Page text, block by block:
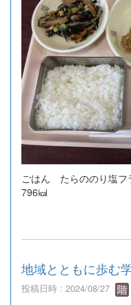
ごはん たらののり塩
796㎉
地域とともに歩む
投稿日時 : 2024/08/27